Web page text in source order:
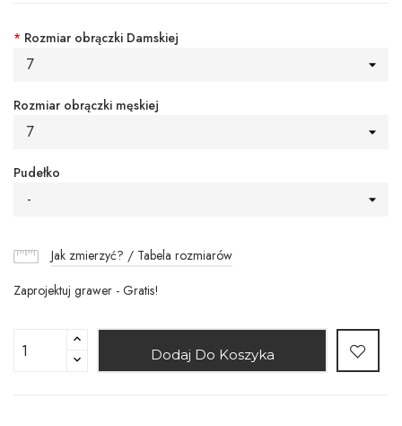
* Rozmiar obrączki Damskiej
7
Rozmiar obrączki męskiej
7
Pudełko
-
Jak zmierzyć? / Tabela rozmiarów
Zaprojektuj grawer - Gratis!
Dodaj Do Koszyka